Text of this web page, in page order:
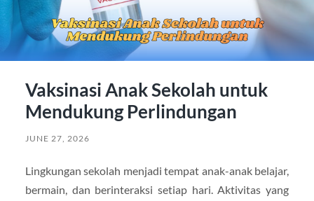
Vaksinasi Anak Sekolah untuk
Mendukung Perlindungan
JUNE 27, 2026
Lingkungan sekolah menjadi tempat anak-anak belajar,
bermain, dan berinteraksi setiap hari. Aktivitas yang